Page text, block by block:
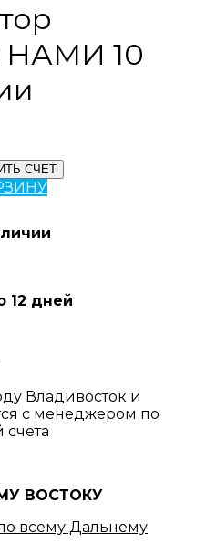
НАМИ 10
СЧЕТ
12 дней
Владивосток и
с менеджером по
ВОСТОКУ
всему Дальнему